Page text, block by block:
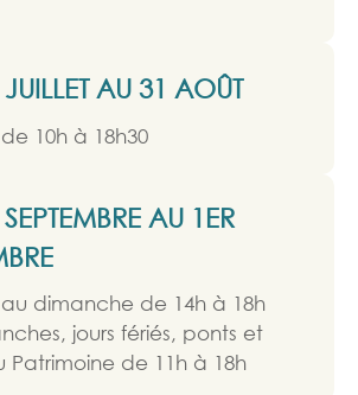
AU 31 AOÛT
10h à 18h30
AU 1ER
dimanche de 14h à 18h
jours fériés, ponts et
de 11h à 18h